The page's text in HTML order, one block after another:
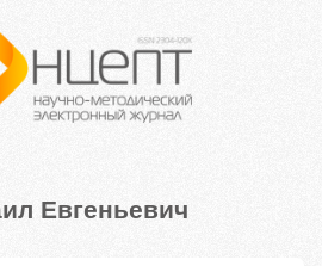
Евгеньевич